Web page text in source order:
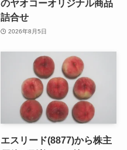
のヤオコーオリジナル商品
詰合せ
2026年8月5日
エスリード(8877)から株主